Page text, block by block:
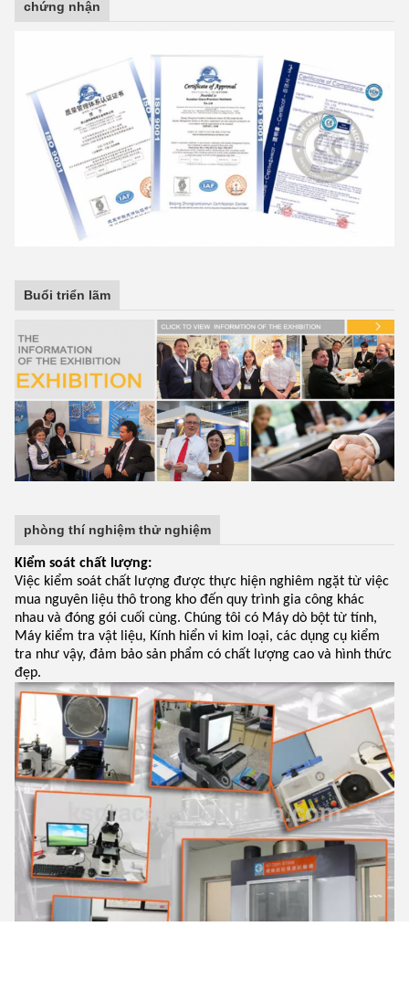
chứng nhận
Buổi triển lãm
phòng thí nghiệm thử nghiệm
Kiểm soát chất lượng:
Việc kiểm soát chất lượng được thực hiện nghiêm ngặt từ việc
mua nguyên liệu thô trong kho đến quy trình gia công khác
nhau và đóng gói cuối cùng. Chúng tôi có Máy dò bột từ tính,
Máy kiểm tra vật liệu, Kính hiển vi kim loại, các dụng cụ kiểm
tra như vậy, đảm bảo sản phẩm có chất lượng cao và hình thức
đẹp.